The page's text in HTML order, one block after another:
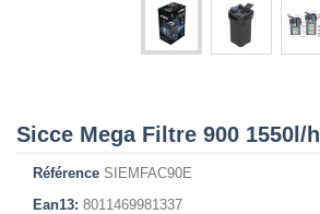
Sicce Mega Filtre 900 1550l/h
Référence SIEMFAC90E
Ean13: 8011469981337